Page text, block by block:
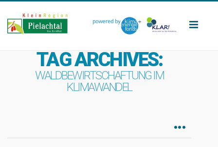
TAG ARCHIVES:
WALDBEWIRTSCHAFTUNG IM
KLIMAWANDEL